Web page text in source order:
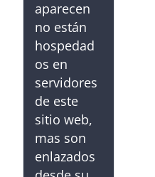
aparecen
no están
hospedad
os en
servidores
de este
sitio web,
mas son
enlazados